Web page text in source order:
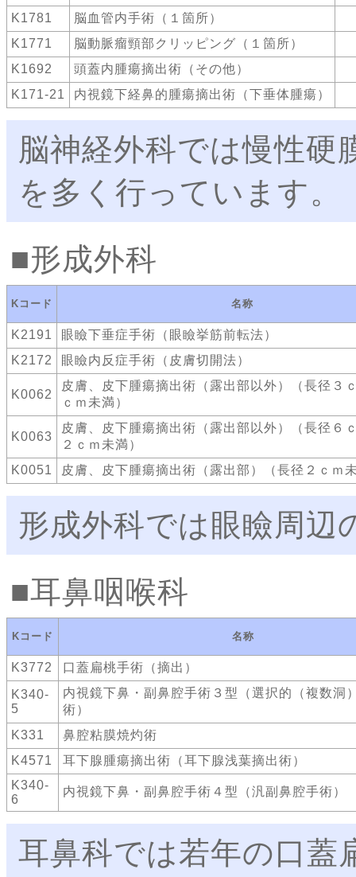
K1781
脳血管内手術（１箇所）
K1771
脳動脈瘤頸部クリッピング（１箇所）
K1692
頭蓋内腫瘍摘出術（その他）
K171-21
内視鏡下経鼻的腫瘍摘出術（下垂体腫瘍）
脳神経外科では慢性硬
を多く行っています。
形成外科
Kコード 名称
K2191
眼瞼下垂症手術（眼瞼挙筋前転法）
K2172
眼瞼内反症手術（皮膚切開法）
K0062
皮膚、皮下腫瘍摘出術（露出部以外）（長径３
ｃｍ未満）
K0063
皮膚、皮下腫瘍摘出術（露出部以外）（長径６
２ｃｍ未満）
K0051
皮膚、皮下腫瘍摘出術（露出部）（長径２ｃｍ
形成外科では眼瞼周辺
耳鼻咽喉科
Kコード 名称
K3772
口蓋扁桃手術（摘出）
K340-
5
内視鏡下鼻・副鼻腔手術３型（選択的（複数洞
術）
K331
鼻腔粘膜焼灼術
K4571
耳下腺腫瘍摘出術（耳下腺浅葉摘出術）
K340-
6
内視鏡下鼻・副鼻腔手術４型（汎副鼻腔手術）
耳鼻科では若年の口蓋